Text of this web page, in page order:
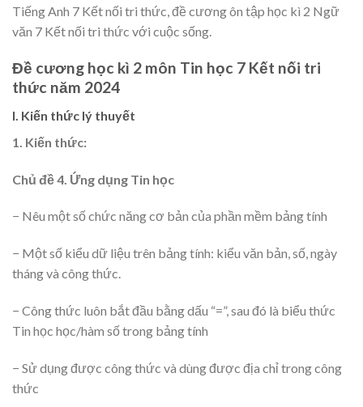
Tiếng Anh 7 Kết nối tri thức, đề cương ôn tập học kì 2 Ngữ
văn 7 Kết nối tri thức với cuộc sống.
Đề cương học kì 2 môn Tin học 7 Kết nối tri
thức năm 2024
I. Kiến thức lý thuyết
1. Kiến thức:
Chủ đề 4. Ứng dụng Tin học
− Nêu một số chức năng cơ bản của phần mềm bảng tính
− Một số kiểu dữ liệu trên bảng tính: kiểu văn bản, số, ngày
tháng và công thức.
− Công thức luôn bắt đầu bằng dấu “=”, sau đó là biểu thức
Tin học học/hàm số trong bảng tính
− Sử dụng được công thức và dùng được địa chỉ trong công
thức